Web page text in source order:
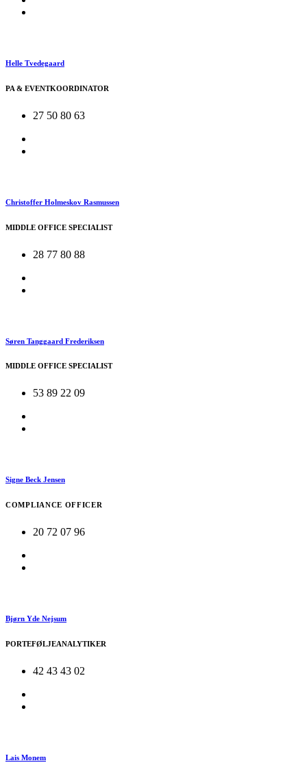
Helle Tvedegaard
PA & EVENTKOORDINATOR
27 50 80 63
Christoffer Holmeskov Rasmussen
MIDDLE OFFICE SPECIALIST
28 77 80 88
Søren Tanggaard Frederiksen
MIDDLE OFFICE SPECIALIST
53 89 22 09
Signe Beck Jensen
COMPLIANCE OFFICER
20 72 07 96
Bjørn Yde Nejsum
PORTEFØLJEANALYTIKER
42 43 43 02
Lais Monem